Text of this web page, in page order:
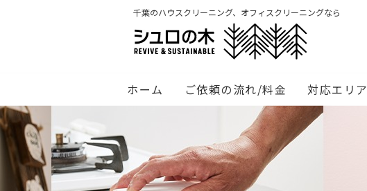
千葉のハウスクリーニング、オフィスクリーニングなら
ホーム ご依頼の流れ/料金 対応エリア